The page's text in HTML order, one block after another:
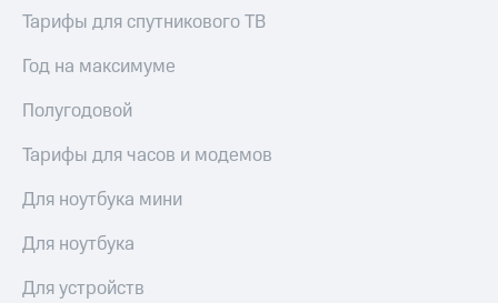
Рынок
Программа
Порядок
акций
Рынок
облигаций
Тарифы для спутникового ТВ
Год на максимуме
Полугодовой
Тарифы для часов и модемов
Для ноутбука мини
Для ноутбука
Для устройств